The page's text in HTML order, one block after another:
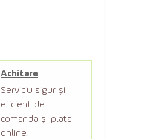
Achitare
Serviciu sigur şi
eficient de
comandă şi plată
online!